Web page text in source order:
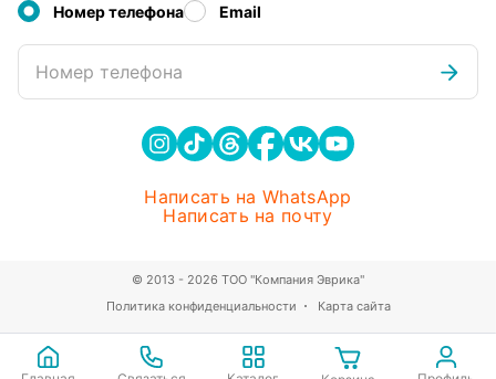
Номер телефона Email
Номер телефона
Написать на WhatsApp
Написать на почту
Политика конфиденциальности Карта сайта
© 2013 - 2026 ТОО "Компания Эврика"